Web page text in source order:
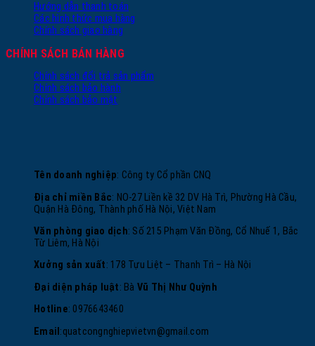
Hướng dẫn thanh toán
Các hình thức mua hàng
Chính sách giao hàng
CHÍNH SÁCH BÁN HÀNG
Chính sách đổi trả sản phẩm
Chính sách bảo hành
Chính sách bảo mật
Tên doanh nghiệp: Công ty Cổ phần CNQ
Địa chỉ miền Bắc: NO-27 Liền kề 32 DV Hà Trì, Phường Hà Cầu,
Quận Hà Đông, Thành phố Hà Nội, Việt Nam
Văn phòng giao dịch: Số 215 Phạm Văn Đồng, Cổ Nhuế 1, Bắc
Từ Liêm, Hà Nội
Xưởng sản xuất: 178 Tựu Liệt – Thanh Trì – Hà Nội
Đại diện pháp luật: Bà Vũ Thị Như Quỳnh
Hotline: 0976643460
Email :quatcongnghiepvietvn@gmail.com